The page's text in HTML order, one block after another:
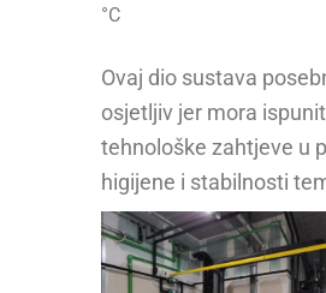
°C
Ovaj dio sustava
osjetljiv jer mora
tehnološke zahtjeve u
higijene i stabilnosti